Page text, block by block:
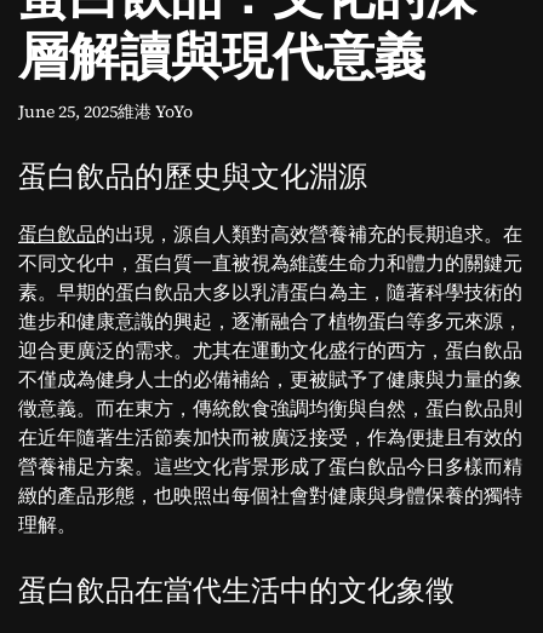
層解讀與現代意義
June 25, 2025維港 YoYo
蛋白飲品的歷史與文化淵源
蛋白飲品的出現，源自人類對高效營養補充的長期追求。在
不同文化中，蛋白質一直被視為維護生命力和體力的關鍵元
素。早期的蛋白飲品大多以乳清蛋白為主，隨著科學技術的
進步和健康意識的興起，逐漸融合了植物蛋白等多元來源，
迎合更廣泛的需求。尤其在運動文化盛行的西方，蛋白飲品
不僅成為健身人士的必備補給，更被賦予了健康與力量的象
徵意義。而在東方，傳統飲食強調均衡與自然，蛋白飲品則
在近年隨著生活節奏加快而被廣泛接受，作為便捷且有效的
營養補足方案。這些文化背景形成了蛋白飲品今日多樣而精
緻的產品形態，也映照出每個社會對健康與身體保養的獨特
理解。
蛋白飲品在當代生活中的文化象徵